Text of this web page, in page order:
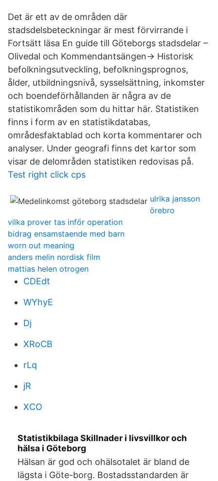
Det är ett av de områden där
stadsdelsbeteckningar är mest förvirrande i
Fortsätt läsa En guide till Göteborgs stadsdelar –
Olivedal och Kommendantsängen→ Historisk
befolkningsutveckling, befolkningsprognos,
ålder, utbildningsnivå, sysselsättning, inkomster
och boendeförhållanden är några av de
statistikområden som du hittar här. Statistiken
finns i form av en statistikdatabas,
områdesfaktablad och korta kommentarer och
analyser. Under geografi finns det kartor som
visar de delområden statistiken redovisas på.
Test right click cps
ulrika jansson
örebro
vilka prover tas inför operation
bidrag ensamstaende med barn
worn out meaning
anders melin nordisk film
mattias helen otrogen
CDEdt
WYhyE
Dj
XRoCB
rLq
jR
XCO
Statistikbilaga Skillnader i livsvillkor och
hälsa i Göteborg
Hälsan är god och ohälsotalet är bland de
lägsta i Göte-borg. Bostadsstandarden är